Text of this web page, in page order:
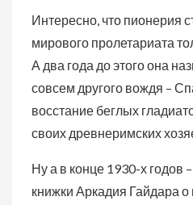
Интересно, что пионерия
мирового пролетариата
А два года до этого она
совсем другого вождя –
восстание беглых
своих древнеримских
Ну а в конце 1930-х годов
книжки Аркадия Гайдара